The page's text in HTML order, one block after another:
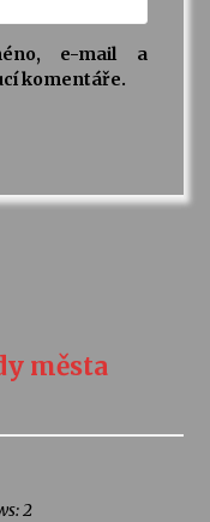
e-mail a
komentáře.
města
2